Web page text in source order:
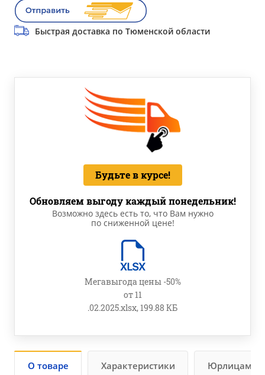
Быстрая доставка по Тюменской области
Будьте в курсе!
Обновляем выгоду каждый понедельник!
Возможно здесь есть то, что Вам нужно
по сниженной цене!
Мегавыгода цены -50%
от 11
.02.2025.xlsx, 199.88 КБ
О товаре Характеристики Юрлицам